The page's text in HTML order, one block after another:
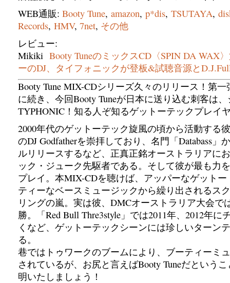
WEB通販: Booty Tune, amazon, p*dis, TSUTAYA,
Records, HMV, 7net, その他
レビュー:
Mikiki Booty TuneのミックスCD〈SPIN DA WAX
ーのDJ、タイフォニックが登板&試聴音源と
Booty Tune MIX-CDシリーズ久々のリリース！第
に続き、今回Booty Tuneが日本に送り込む刺客は
TYPHONIC！知る人ぞ知るゲットーテックプレイ
2000年代のゲットーテック旋風の頃から活動する
のDJ Godfatherを崇拝しており、名門「Databass」
ルリリースするなど、正真正銘オーストラリアに
ック・ジューク先駆者である。そして彼が最も力
プレイ。本MIX-CDを聴けば、アッパーなゲット
ティーなベースミュージックから繰り出されるス
リングの嵐。実は彼、DMCオーストラリア大会で
勝。「Red Bull Thre3style」では2011年、2012年に
くなど、ゲットーテックシーンには珍しいターン
る。
巷ではトゥワークのブームにより、ブーティーミ
されているが、お尻と言えばBooty Tuneだという
明いたしましょう！